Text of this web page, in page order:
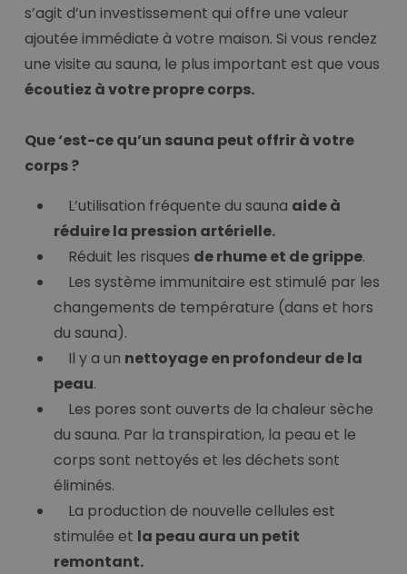
s’agit d’un investissement qui offre une valeur
ajoutée immédiate à votre maison. Si vous rendez
une visite au sauna, le plus important est que vous
écoutiez à votre propre corps.
Que ‘est-ce qu’un sauna peut offrir à votre
corps ?
L’utilisation fréquente du sauna aide à
réduire la pression artérielle.
Réduit les risques de rhume et de grippe.
Les système immunitaire est stimulé par les
changements de température (dans et hors
du sauna).
Il y a un nettoyage en profondeur de la
peau.
Les pores sont ouverts de la chaleur sèche
du sauna. Par la transpiration, la peau et le
corps sont nettoyés et les déchets sont
éliminés.
La production de nouvelle cellules est
stimulée et la peau aura un petit
remontant.